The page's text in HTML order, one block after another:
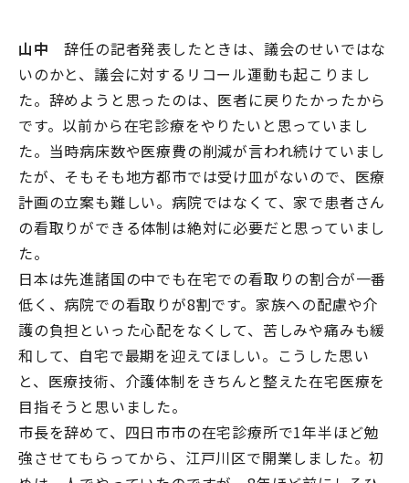
山中 辞任の記者発表したときは、議会のせいではな
いのかと、議会に対するリコール運動も起こりまし
た。辞めようと思ったのは、医者に戻りたかったから
です。以前から在宅診療をやりたいと思っていまし
た。当時病床数や医療費の削減が言われ続けていまし
たが、そもそも地方都市では受け皿がないので、医療
計画の立案も難しい。病院ではなくて、家で患者さん
の看取りができる体制は絶対に必要だと思っていまし
た。
日本は先進諸国の中でも在宅での看取りの割合が一番
低く、病院での看取りが8割です。家族への配慮や介
護の負担といった心配をなくして、苦しみや痛みも緩
和して、自宅で最期を迎えてほしい。こうした思い
と、医療技術、介護体制をきちんと整えた在宅医療を
目指そうと思いました。
市長を辞めて、四日市市の在宅診療所で1年半ほど勉
強させてもらってから、江戸川区で開業しました。初